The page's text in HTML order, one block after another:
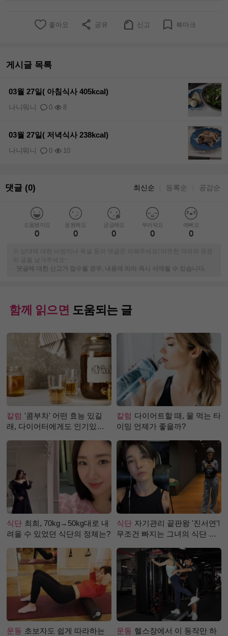
좋아요 공유 신고 북마크
게시글 목록
03월 27일( 아침식사 405kcal)
0 8
나니워니
03월 27일( 저녁식사 238kcal)
0 10
나니워니
댓글 (0) 최신순 등록순 공감순
도움됐어요
0
응원해요
0
궁금해요
0
부러워요
0
예뻐요
0
※ 상대에 대한 비방이나 욕설 등의 댓글은 피해주세요! 따뜻한 격려와 응원
의 글을 남겨주세요~
-
댓글에 대한 신고가 접수될 경우, 내용에 따라 즉시 삭제될 수 있습니다.
함께 읽으면 도움되는 글
칼럼 '콤부차' 어떤 효능 있길
래, 다이어터에게도 인기있는
칼럼 다이어트할 때, 물 먹는 타
이밍 언제가 좋을까?
식단 최희, 70kg→50kg대로 내
려올 수 있었던 식단의 정체는?
식단 자기관리 끝판왕 '진서연'!
무조건 빠지는 그녀의 식단 정
운동 초보자도 쉽게 따라하는 운동 헬스장에서 이 동작만 하